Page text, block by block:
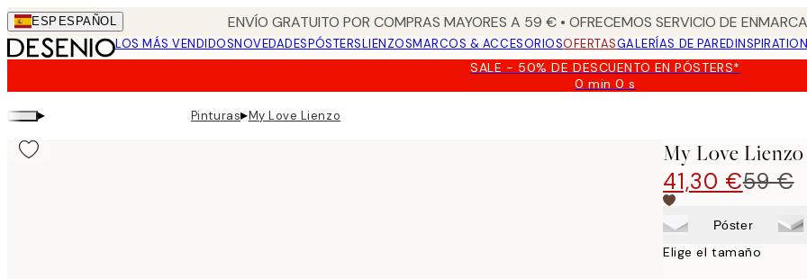
Skip
to
main
ESP ESPAÑOL ENVÍO GRATUITO POR COMPRAS MAYORES A 59 € • OFRECEMOS SERVICIO DE
LOS MÁS VENDIDOSNOVEDADESPÓSTERSLIENZOSMARCOS & ACCESORIOSOFERTASGALERÍAS DE PARED
SALE - 50% DE DESCUENTO EN PÓSTERS*
0 min0 s
Válido
▸ Pinturas▸My Love Lienzo
My Love Lienzo
41,30 €59 €
Póster
Elige el tamaño